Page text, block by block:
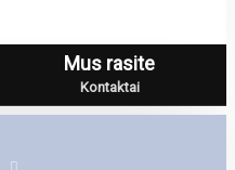
Mus rasite
Kontaktai